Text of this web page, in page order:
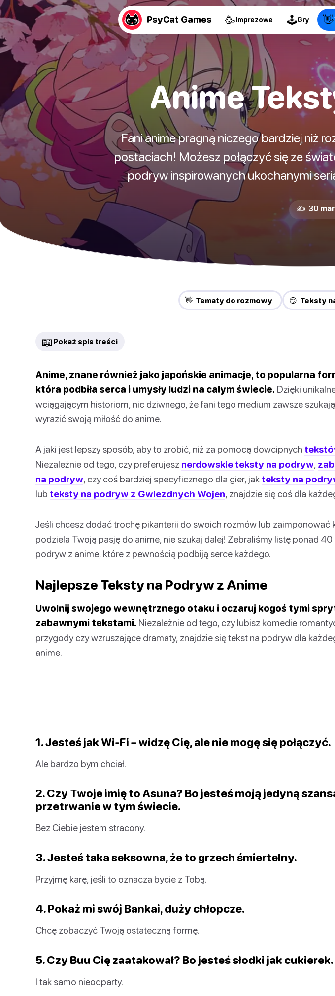
PsyCat Games 🥳Imprezowe 🕹Gry 👋
Anime
Fani anime pragną niczego bardziej niż
postaciach! Możesz połączyć się ze
podryw inspirowanych ukochanymi
✍️ 30
👋 Tematy do rozmowy 😏 Teksty
📖 Pokaż spis treści
Anime, znane również jako japońskie animacje, to popularna
która podbiła serca i umysły ludzi na całym świecie. Dzięki
wciągającym historiom, nic dziwnego, że fani tego medium zawsze
wyrazić swoją miłość do anime.
A jaki jest lepszy sposób, aby to zrobić, niż za pomocą dowcipnych
Niezależnie od tego, czy preferujesz nerdowskie teksty na podryw,
na podryw, czy coś bardziej specyficznego dla gier, jak teksty na
lub teksty na podryw z Gwiezdnych Wojen, znajdzie się coś dla
Jeśli chcesz dodać trochę pikanterii do swoich rozmów lub zaimponować
podziela Twoją pasję do anime, nie szukaj dalej! Zebraliśmy listę ponad
podryw z anime, które z pewnością podbiją serce każdego.
Najlepsze Teksty na Podryw z Anime
Uwolnij swojego wewnętrznego otaku i oczaruj kogoś tymi
zabawnymi tekstami. Niezależnie od tego, czy lubisz komedie
przygody czy wzruszające dramaty, znajdzie się tekst na podryw dla
anime.
1. Jesteś jak Wi-Fi – widzę Cię, ale nie mogę się połączyć.
Ale bardzo bym chciał.
2. Czy Twoje imię to Asuna? Bo jesteś moją jedyną
przetrwanie w tym świecie.
Bez Ciebie jestem stracony.
3. Jesteś taka seksowna, że to grzech śmiertelny.
Przyjmę karę, jeśli to oznacza bycie z Tobą.
4. Pokaż mi swój Bankai, duży chłopcze.
Chcę zobaczyć Twoją ostateczną formę.
5. Czy Buu Cię zaatakował? Bo jesteś słodki jak cukierek.
I tak samo nieodparty.